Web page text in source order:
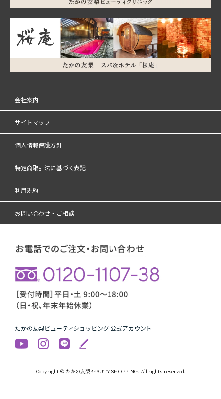
会社案内
サイトマップ
個人情報保護方針
特定商取引法に基づく表記
利用規約
お問い合わせ・ご相談
たかの友梨ビューティショッピング 公式アカウント
Copyright © たかの友梨BEAUTY SHOPPING. All rights reserved.